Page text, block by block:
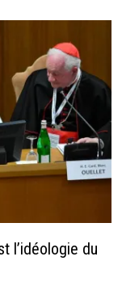
l’idéologie du